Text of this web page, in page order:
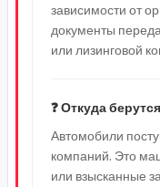
зависимости от
документы
или лизинговой
❓ Откуда
Автомобили
компаний. Это
или взысканные